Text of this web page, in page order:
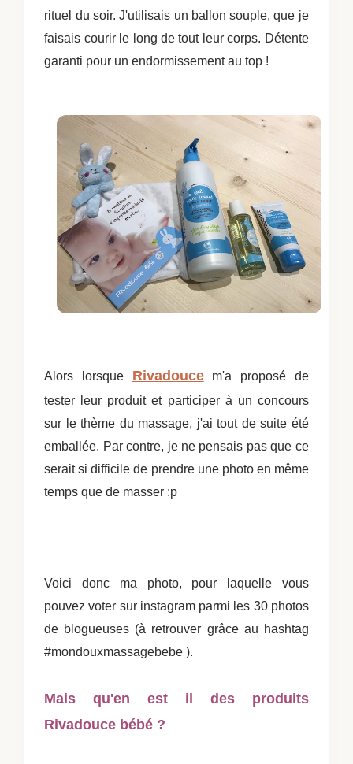
rituel du soir. J'utilisais un ballon souple, que je
faisais courir le long de tout leur corps. Détente
garanti pour un endormissement au top !
Alors lorsque Rivadoucem'a proposé de
tester leur produit et participer à un concours
sur le thème du massage, j'ai tout de suite été
emballée. Par contre, je ne pensais pas que ce
serait si difficile de prendre une photo en même
temps que de masser :p
Voici donc ma photo, pour laquelle vous
pouvez voter sur instagram parmi les 30 photos
de blogueuses (à retrouver grâce au hashtag
#mondouxmassagebebe ).
Mais qu'en est il des produits
Rivadouce bébé ?